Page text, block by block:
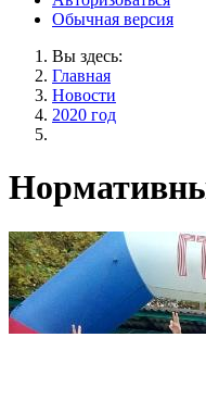
Обычная версия
Вы здесь:
Главная
Новости
2020 год